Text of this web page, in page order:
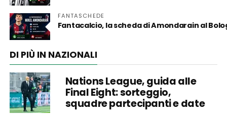
FANTASCHEDE
Fantacalcio, la scheda di Amondarain al
DI PIÙ IN NAZIONALI
Nations League, guida alle
Final Eight: sorteggio,
squadre partecipanti e date